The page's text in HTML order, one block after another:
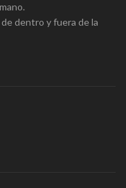
dentro y fuera de la